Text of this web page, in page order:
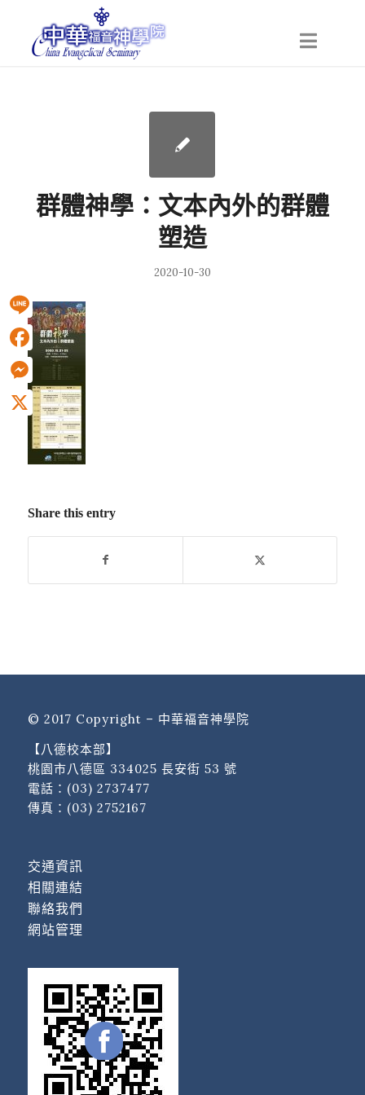
群體神學：文本內外的群體
塑造
2020-10-30
Share this entry
© 2017 Copyright – 中華福音神學院
【八德校本部】
桃園市八德區 334025 長安街 53 號
電話： (03) 2737477
傳真：(03) 2752167
交通資訊
相關連結
聯絡我們
網站管理
Line
Facebook
Messenger